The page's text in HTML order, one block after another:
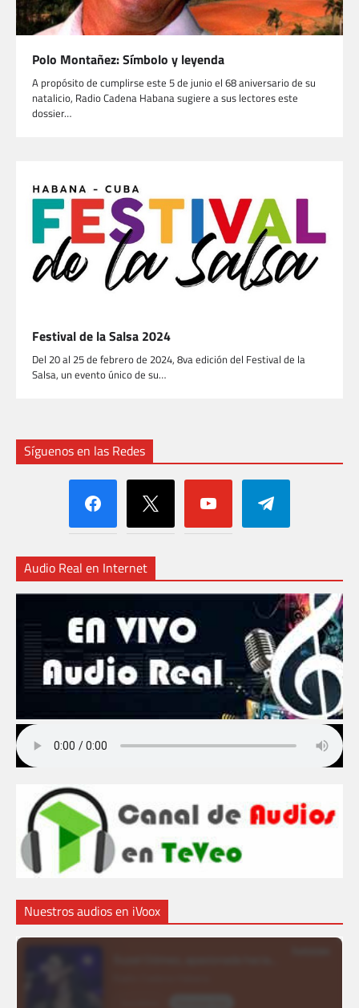
Polo Montañez: Símbolo y leyenda
A propósito de cumplirse este 5 de junio el 68 aniversario de su
natalicio, Radio Cadena Habana sugiere a sus lectores este
dossier…
Festival de la Salsa 2024
Del 20 al 25 de febrero de 2024, 8va edición del Festival de la
Salsa, un evento único de su…
Síguenos en las Redes
facebook x youtube telegram
Audio Real en Internet
Nuestros audios en iVoox